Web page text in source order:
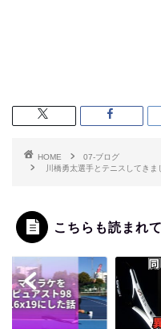
HOME
07-ブログ
川橋勇太選手とテニスしてき
こちらも読まれ